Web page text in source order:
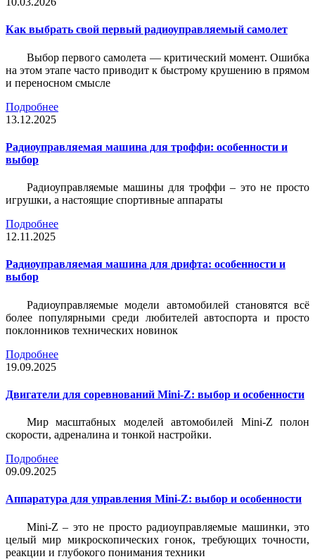
Как выбрать свой первый радиоуправляемый самолет
Выбор первого самолета — критический момент. Ошибка
на этом этапе часто приводит к быстрому крушению в прямом
и переносном смысле
Подробнее
13.12.2025
Радиоуправляемая машина для троффи: особенности и
выбор
Радиоуправляемые машины для троффи – это не просто
игрушки, а настоящие спортивные аппараты
Подробнее
12.11.2025
Радиоуправляемая машина для дрифта: особенности и
выбор
Радиоуправляемые модели автомобилей становятся всё
более популярными среди любителей автоспорта и просто
поклонников технических новинок
Подробнее
19.09.2025
Двигатели для соревнований Mini-Z: выбор и особенности
Мир масштабных моделей автомобилей Mini-Z полон
скорости, адреналина и тонкой настройки.
Подробнее
09.09.2025
Аппаратура для управления Mini-Z: выбор и особенности
Mini-Z – это не просто радиоуправляемые машинки, это
целый мир микроскопических гонок, требующих точности,
реакции и глубокого понимания техники